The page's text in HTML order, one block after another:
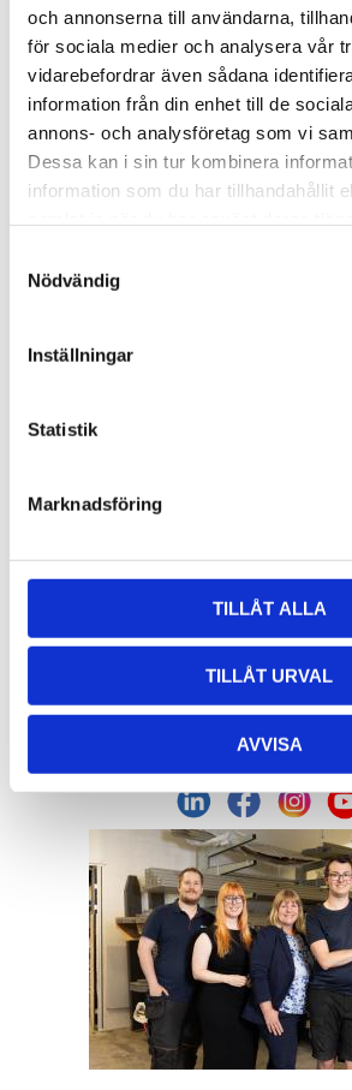
och annonserna till användarna,
för sociala medier och analysera vår
vidarebefordrar även sådana
information från din enhet till de
annons- och analysföretag som vi
Dessa kan i sin tur kombinera
information som du har tillhandahållit
Nödvändig
Inställningar
Statistik
Marknadsföring
TILLÅT ALLA
TILLÅT URVAL
AVVISA
HÖRNFÄSTE ALU 30 x
Material:Aluminium.
Funktion:Hörnfäste för 30x30
30, T-spår 7).
Längd:30 mm
Org. nr: 556326-
Von Utfallsgatan 16,
Vardagar: 08:00 -16:00 - Lunch
Tele: 031-267732